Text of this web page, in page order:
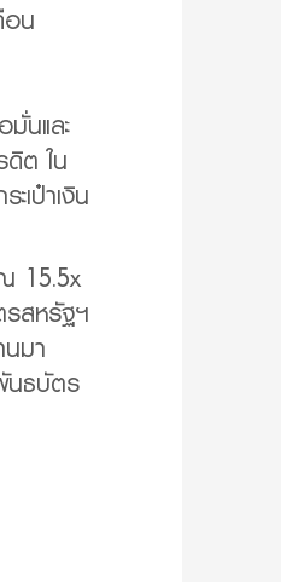
อน
นและ
ดิต ใน
เป๋าเงิน
15.5x
สหรัฐฯ
มา
นธบัตร